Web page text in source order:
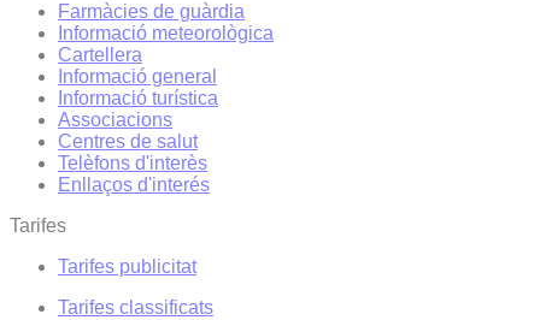
Farmàcies de guàrdia
Informació meteorològica
Cartellera
Informació general
Informació turística
Associacions
Centres de salut
Telèfons d'interès
Enllaços d'interés
Tarifes
Tarifes publicitat
Tarifes classificats